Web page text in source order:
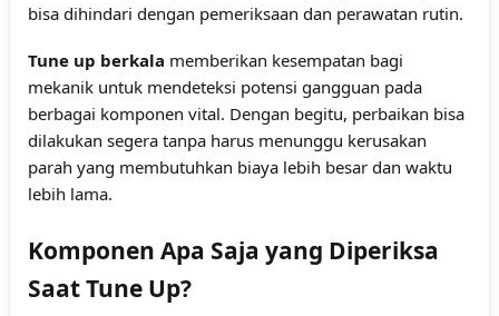
bisa dihindari dengan pemeriksaan dan perawatan rutin.
Tune up berkala memberikan kesempatan bagi
mekanik untuk mendeteksi potensi gangguan pada
berbagai komponen vital. Dengan begitu, perbaikan bisa
dilakukan segera tanpa harus menunggu kerusakan
parah yang membutuhkan biaya lebih besar dan waktu
lebih lama.
Komponen Apa Saja yang Diperiksa
Saat Tune Up?